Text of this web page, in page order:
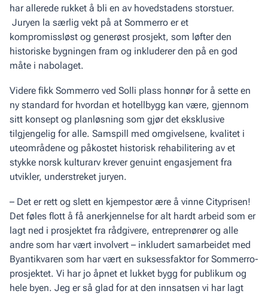
har allerede rukket å bli en av hovedstadens storstuer.
Juryen la særlig vekt på at Sommerro er et
kompromissløst og generøst prosjekt, som løfter den
historiske bygningen fram og inkluderer den på en god
måte i nabolaget.
Videre fikk Sommerro ved Solli plass honnør for å sette en
ny standard for hvordan et hotellbygg kan være, gjennom
sitt konsept og planløsning som gjør det eksklusive
tilgjengelig for alle. Samspill med omgivelsene, kvalitet i
uteområdene og påkostet historisk rehabilitering av et
stykke norsk kulturarv krever genuint engasjement fra
utvikler, understreket juryen.
– Det er rett og slett en kjempestor ære å vinne Cityprisen!
Det føles flott å få anerkjennelse for alt hardt arbeid som er
lagt ned i prosjektet fra rådgivere, entreprenører og alle
andre som har vært involvert – inkludert samarbeidet med
Byantikvaren som har vært en suksessfaktor for Sommerro-
prosjektet. Vi har jo åpnet et lukket bygg for publikum og
hele byen. Jeg er så glad for at den innsatsen vi har lagt